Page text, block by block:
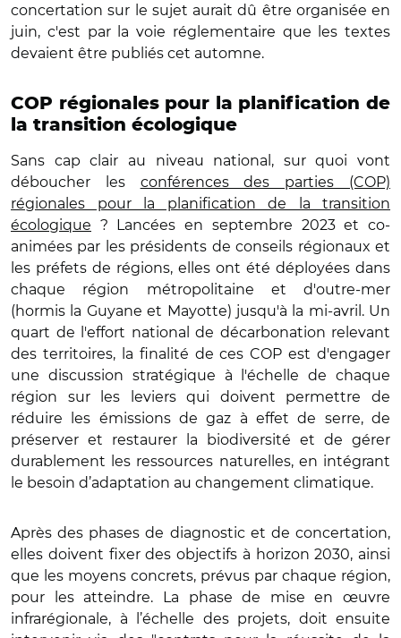
concertation sur le sujet aurait dû être organisée en
juin, c'est par la voie réglementaire que les textes
devaient être publiés cet automne.
COP régionales pour la planification de
la transition écologique
Sans cap clair au niveau national, sur quoi vont
déboucher les conférences des parties (COP)
régionales pour la planification de la transition
écologique ? Lancées en septembre 2023 et co-
animées par les présidents de conseils régionaux et
les préfets de régions, elles ont été déployées dans
chaque région métropolitaine et d'outre-mer
(hormis la Guyane et Mayotte) jusqu'à la mi-avril. Un
quart de l'effort national de décarbonation relevant
des territoires, la finalité de ces COP est d'engager
une discussion stratégique à l'échelle de chaque
région sur les leviers qui doivent permettre de
réduire les émissions de gaz à effet de serre, de
préserver et restaurer la biodiversité et de gérer
durablement les ressources naturelles, en intégrant
le besoin d’adaptation au changement climatique.
Après des phases de diagnostic et de concertation,
elles doivent fixer des objectifs à horizon 2030, ainsi
que les moyens concrets, prévus par chaque région,
pour les atteindre. La phase de mise en œuvre
infrarégionale, à l’échelle des projets, doit ensuite